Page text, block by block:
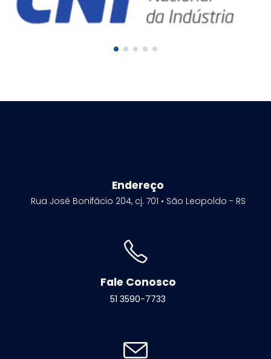
Endereço
Rua José Bonifácio 204, cj. 701 • São Leopoldo - RS
Fale Conosco
51 3590-7733